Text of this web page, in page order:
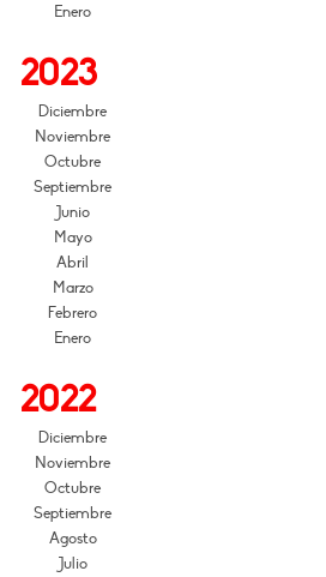
Enero
2023
Diciembre
Noviembre
Octubre
Septiembre
Junio
Mayo
Abril
Marzo
Febrero
Enero
2022
Diciembre
Noviembre
Octubre
Septiembre
Agosto
Julio